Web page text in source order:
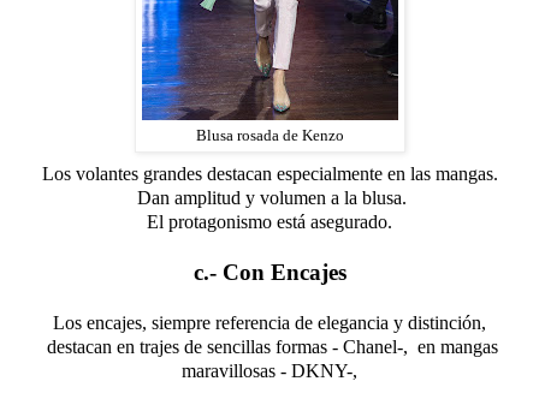
Blusa rosada de Kenzo
Los volantes grandes destacan especialmente en las mangas.
Dan amplitud y volumen a la blusa.
El protagonismo está asegurado.
c.- Con Encajes
Los encajes, siempre referencia de elegancia y distinción,
destacan en trajes de sencillas formas - Chanel-, en mangas
maravillosas - DKNY-,